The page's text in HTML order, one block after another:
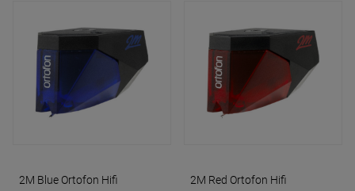
2M Blue Ortofon Hifi 2M Red Ortofon Hifi